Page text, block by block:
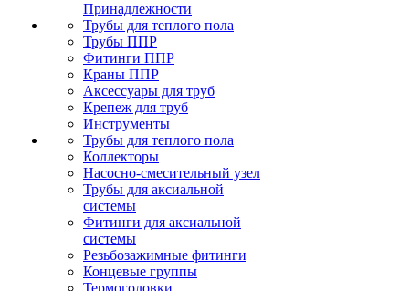
Принадлежности
Трубы для теплого пола
Трубы ППР
Фитинги ППР
Краны ППР
Аксессуары для труб
Крепеж для труб
Инструменты
Трубы для теплого пола
Коллекторы
Насосно-смесительный узел
Трубы для аксиальной
системы
Фитинги для аксиальной
системы
Резьбозажимные фитинги
Концевые группы
Термоголовки